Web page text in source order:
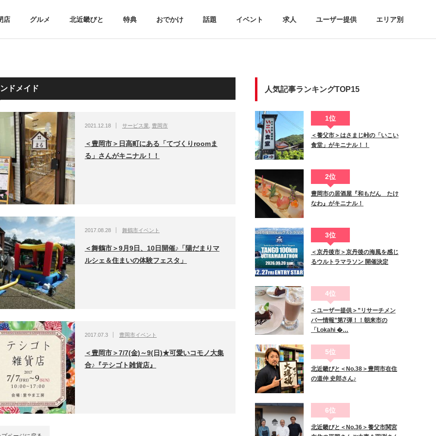
店 グルメ 北近畿びと 特典 おでかけ 話題 イベント 求人 ユーザー提供 エリア別
ドメイド
2021.12.18 サービス業 豊岡市
＜豊岡市＞日高町にある「てづくりroomま
る」さんがキニナル！！
2017.08.28 舞鶴市イベント
＜舞鶴市＞9月9日、10日開催♪「陽だまりマ
ルシェ＆住まいの体験フェスタ」
2017.07.3 豊岡市イベント
＜豊岡市＞7/7(金)～9(日)★可愛いコモノ大集
合♪『テシゴト雑貨店』
人気記事ランキングTOP15
1位
＜養父市＞はさまじ峠の「いこい
食堂」がキニナル！！
2位
豊岡市の居酒屋『和もだん たけ
なわ』がキニナル！
3位
＜京丹後市＞京丹後の海風を感じ
るウルトラマラソン 開催決定
4位
＜ユーザー提供＞”リサーチメン
バー情報”第7弾！！朝来市の
「Lokahi �…
5位
北近畿びと＜No.38＞豊岡市在住
の道仲 史郎さん♪
6位
北近畿びと＜No.36＞養父市関宮